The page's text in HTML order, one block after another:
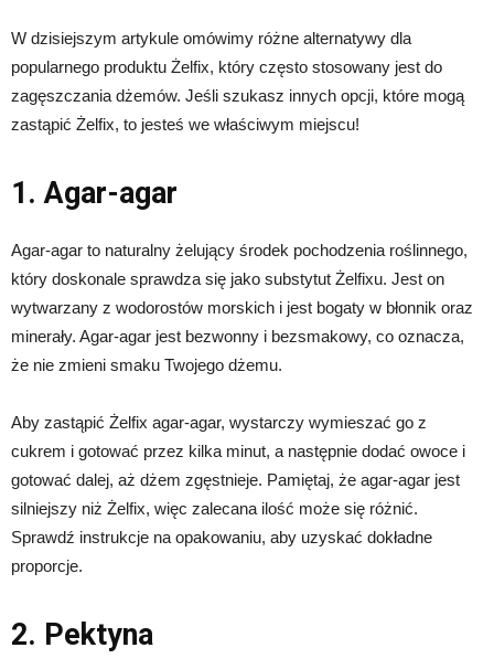
W dzisiejszym artykule omówimy różne alternatywy dla
popularnego produktu Żelfix, który często stosowany jest do
zagęszczania dżemów. Jeśli szukasz innych opcji, które mogą
zastąpić Żelfix, to jesteś we właściwym miejscu!
1. Agar-agar
Agar-agar to naturalny żelujący środek pochodzenia roślinnego,
który doskonale sprawdza się jako substytut Żelfixu. Jest on
wytwarzany z wodorostów morskich i jest bogaty w błonnik oraz
minerały. Agar-agar jest bezwonny i bezsmakowy, co oznacza,
że nie zmieni smaku Twojego dżemu.
Aby zastąpić Żelfix agar-agar, wystarczy wymieszać go z
cukrem i gotować przez kilka minut, a następnie dodać owoce i
gotować dalej, aż dżem zgęstnieje. Pamiętaj, że agar-agar jest
silniejszy niż Żelfix, więc zalecana ilość może się różnić.
Sprawdź instrukcje na opakowaniu, aby uzyskać dokładne
proporcje.
2. Pektyna